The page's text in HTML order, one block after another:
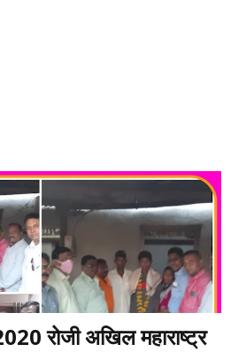
रोजी अखिल महाराष्ट्र